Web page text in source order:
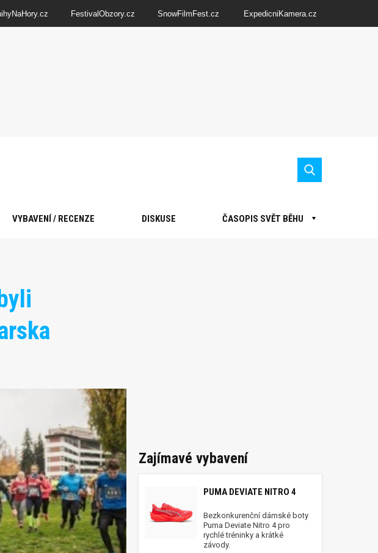
FestivalObzory.cz SnowFilmFest.cz ExpedicniKamera.cz
VYBAVENÍ / RECENZE DISKUSE ČASOPIS SVĚT BĚHU
Zajímavé vybavení
PUMA DEVIATE NITRO 4
Bezkonkurenční dámské boty
Puma Deviate Nitro 4 pro
rychlé tréninky a krátké
závody.